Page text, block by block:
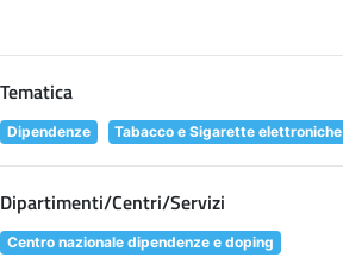
Tematica
Dipendenze Tabacco e Sigarette elettroniche
Dipartimenti/Centri/Servizi
Centro nazionale dipendenze e doping